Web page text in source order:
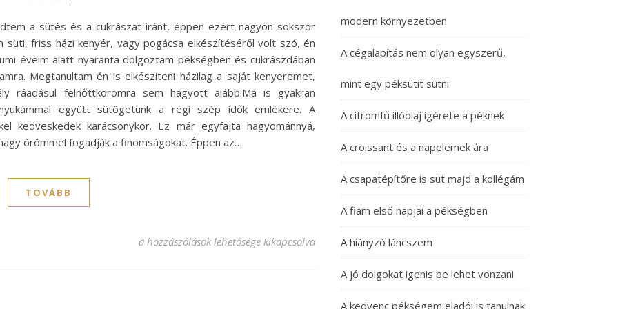
a sütés és a cukrászat iránt, éppen ezért nagyon sokszor
süti, friss házi kenyér, vagy pogácsa elkészítéséről volt szó, én
éveim alatt nyaranta dolgoztam pékségben és cukrászdában
Megtanultam én is elkészíteni házilag a saját kenyeremet,
ráadásul felnőttkoromra sem hagyott alább.Ma is gyakran
együtt sütögetünk a régi szép idők emlékére. A
kedveskedek karácsonykor. Ez már egyfajta hagyománnyá,
örömmel fogadják a finomságokat. Éppen az…
TOVÁBB
Egyre közelebb jutok álmaim pékségének megnyitásához bejegyzéshez
a hozzászólások lehetősége kikapcsolva
modern környezetben
A cégalapítás nem olyan egyszerű,
mint egy péksütit sütni
A citromfű illóolaj ígérete a péknek
A croissant és a napelemek ára
A csapatépítőre is süt majd a kollégám
A fiam első napjai a pékségben
A hiányzó láncszem
A jó dolgokat igenis be lehet vonzani
A kedvenc pékségem eladói is tanulnak